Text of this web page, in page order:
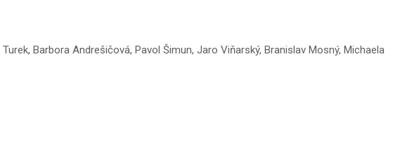
Barbora Andrešičová, Pavol Šimun, Jaro Viňarský, Branislav Mosný, Michaela